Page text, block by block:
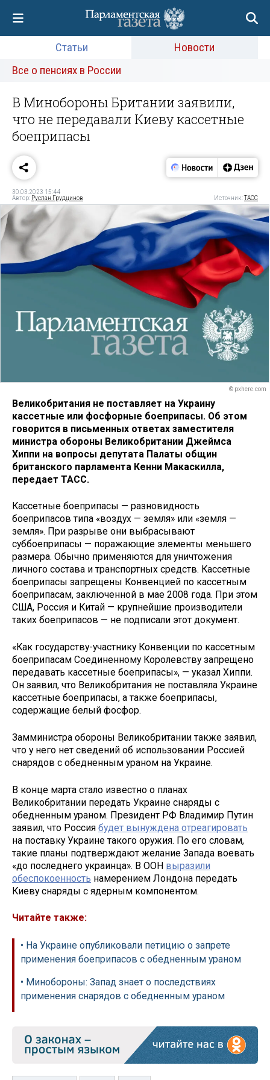
Статьи
Новости
Все о пенсиях в России
В Минобороны Британии заявили,
что не передавали Киеву кассетные
боеприпасы
30.03.2023 15:44
Автор: Руслан Грудцинов Источник:ТАСС
© pxhere.com
Великобритания не поставляет на Украину
кассетные или фосфорные боеприпасы. Об этом
говорится в письменных ответах заместителя
министра обороны Великобритании Джеймса
Хиппи на вопросы депутата Палаты общин
британского парламента Кенни Макаскилла,
передает ТАСС.
Кассетные боеприпасы — разновидность
боеприпасов типа «воздух — земля» или «земля —
земля». При разрыве они выбрасывают
суббоеприпасы — поражающие элементы меньшего
размера. Обычно применяются для уничтожения
личного состава и транспортных средств. Кассетные
боеприпасы запрещены Конвенцией по кассетным
боеприпасам, заключенной в мае 2008 года. При этом
США, Россия и Китай — крупнейшие производители
таких боеприпасов — не подписали этот документ.
«Как государству-участнику Конвенции по кассетным
боеприпасам Соединенному Королевству запрещено
передавать кассетные боеприпасы», — указал Хиппи.
Он заявил, что Великобритания не поставляла Украине
кассетные боеприпасы, а также боеприпасы,
содержащие белый фосфор.
Замминистра обороны Великобритании также заявил,
что у него нет сведений об использовании Россией
снарядов с обедненным ураном на Украине.
В конце марта стало известно о планах
Великобритании передать Украине снаряды с
обедненным ураном. Президент РФ Владимир Путин
заявил, что Россия будет вынуждена отреагировать
на поставку Украине такого оружия. По его словам,
такие планы подтверждают желание Запада воевать
«до последнего украинца». В ООН выразили
обеспокоенность намерением Лондона передать
Киеву снаряды с ядерным компонентом.
Читайте также:
• На Украине опубликовали петицию о запрете
применения боеприпасов с обедненным ураном
• Минобороны: Запад знает о последствиях
применения снарядов с обедненным ураном